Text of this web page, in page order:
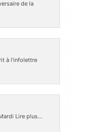
de la
à l’infolettre
Lire plus…